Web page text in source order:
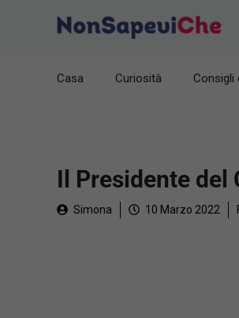
Casa Curiosità Consigli
Il Presidente del
Simona 10 Marzo 2022